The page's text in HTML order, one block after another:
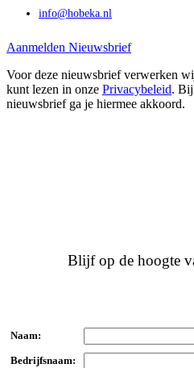
info@hobeka.nl
Aanmelden Nieuwsbrief
Voor deze nieuwsbrief verwerken
kunt lezen in onze Privacybeleid. Bij
nieuwsbrief ga je hiermee akkoord.
Blijf op de hoogte
Naam:
Bedrijfsnaam: